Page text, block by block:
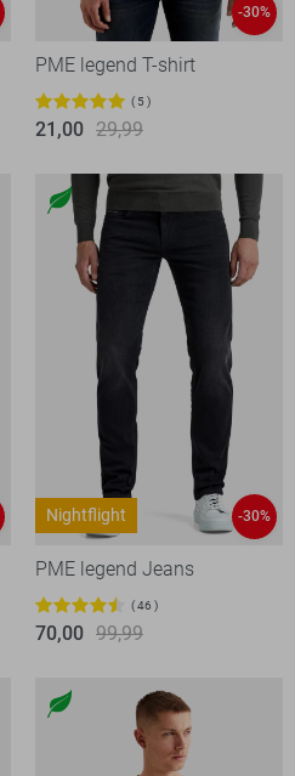
-30%
PME legend T-shirt
5
21,00 29,99
Nightflight -30%
PME legend Jeans
46
70,00 99,99